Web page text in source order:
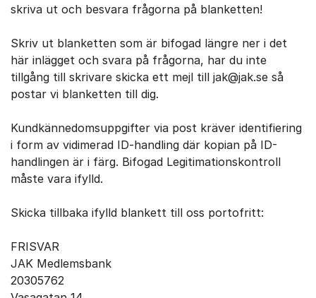
skriva ut och besvara frågorna på blanketten!
Skriv ut blanketten som är bifogad längre ner i det
här inlägget och svara på frågorna, har du inte
tillgång till skrivare skicka ett mejl till jak@jak.se så
postar vi blanketten till dig.
Kundkännedomsuppgifter via post kräver identifiering
i form av vidimerad ID-handling där kopian på ID-
handlingen är i färg. Bifogad Legitimationskontroll
måste vara ifylld.
Skicka tillbaka ifylld blankett till oss portofritt:
FRISVAR
JAK Medlemsbank
20305762